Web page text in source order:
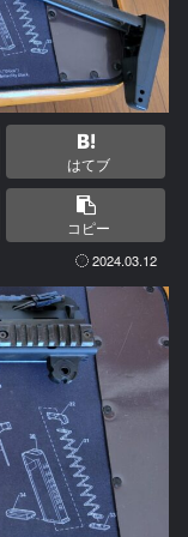
はてブ
コピー
2024.03.12